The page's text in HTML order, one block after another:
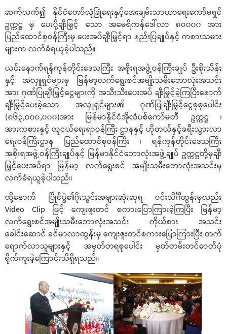
ဆက်လက်၍ နိုင်ငံတော်လုံခြုံရေးနှင့်အေးချမ်းသာယာရေးကော်မရှင်
ဥက္ကဋ္ဌ မှ ပေးပို့ချီးမြှင့် သော အမေရိကန်ဒေါ်လာ ၈၀၀၀၀ အား
ပြည်ထောင်စုဝန်ကြီးမှ ပေးအပ်ချီးမြှင့်ရာ နည်းပြချုပ်နှင့် ကစားသမား
များက လက်ခံရယူခဲ့ပါသည်။
ယင်းနောက်ရန်ကုန်တိုင်းဒေသကြီး အစိုးရအဖွဲ့ဝန်ကြီးချုပ် ဦးစိုးသိန်း
နှင့် အလှူရှင်များမှ မြန်မာ့လက်ရွေးစင်အမျိုးသမီးဘောလုံးအသင်း
အား ဂုဏ်ပြုချီးမြှင့်ငွေများကို အသီးသီးပေးအပ် ချီးမြှင့်ခဲ့ကြပြီးနောက်
ချီးမြှင့်ပေးခဲ့သော အလှူရှင်များ၏ ဂုဏ်ပြုချီးမြှင့်ငွေစုစုပေါင်း
(၈၆၃,၀၀၀,၀၀၀)အား မြန်မာနိုင်ငံအိုလံပစ်ကော်မတီ ဥက္ကဋ္ဌ ၊
အားကစားနှင့် လူငယ်ရေးရာဝန်ကြီး ဌာနနှင့် ဟိုတယ်နှင့်ခရီးသွားလာ
ရေးဝန်ကြီးဌာန ပြည်ထောင်စုဝန်ကြီး ၊ ရန်ကုန်တိုင်းဒေသကြီး
အစိုးရအဖွဲ့ဝန်ကြီးချုပ်နှင့် မြန်မာနိုင်ငံဘောလုံးအဖွဲ့ချုပ် ဥက္ကဋ္ဌတို့မှချီး
မြှင့်ပေးအပ်ရာ မြန်မာ့ လက်ရွေးစင် အမျိုးသမီးဘောလုံးအသင်းမှ
လက်ခံရယူခဲ့ပါသည်။
ထို့နောက် ပြိုင်ပွဲ၏ဂိုးသွင်းအများဆုံးဆုရ ဝင်းသိင်္ဂီထွန်းမှလည်း
Video Clip ဖြင့် ကျေးဇူးတင် စကားပြောကြားခဲ့ကြပြီး မြန်မာ့
လက်ရွေးစင်အမျိုးသမီးဘောလုံးအသင်း ကိုယ်စား အသင်း
ခေါင်းဆောင် ခင်မာလာထွန်းမှ ကျေးဇူးတင်စကားပြောကြားပြီး တက်
ရောက်လာသူများနှင့် အမှတ်တရစုပေါင်း မှတ်တမ်းတင်ဓာတ်ပုံ
ရိုက်ကူးခဲ့ကြောင်းသိရှိရသည်။